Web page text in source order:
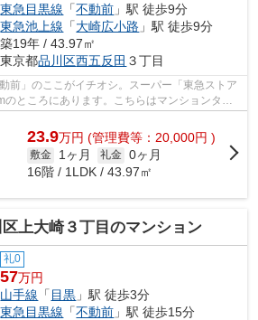
東急目黒線 「不動前 」駅 徒歩9分
東急池上線 「大崎広小路 」駅 徒歩9分
築19年 / 43.97㎡
東京都品川区西五反田 ３丁目
前」のここがイチオシ。スーパー「東急ストア
ところにあります。こちらはマンションタイ
件となって...
23.9万円 (管理費等：20,000円 )
敷金 1ヶ月 礼金 0ヶ月
16階 / 1LDK / 43.97㎡
上大崎３丁目のマンション
礼0
57万円
山手線 「 目黒 」駅 徒歩3分
東急目黒線 「不動前 」駅 徒歩15分